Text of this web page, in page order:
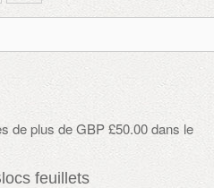
de plus de GBP £50.00 dans le
feuillets